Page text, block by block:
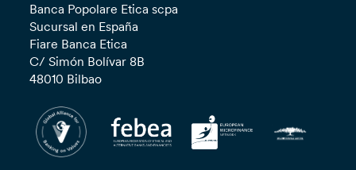
Banca Popolare Etica scpa
Sucursal en España
Fiare Banca Etica
C/ Simón Bolívar 8B
48010 Bilbao